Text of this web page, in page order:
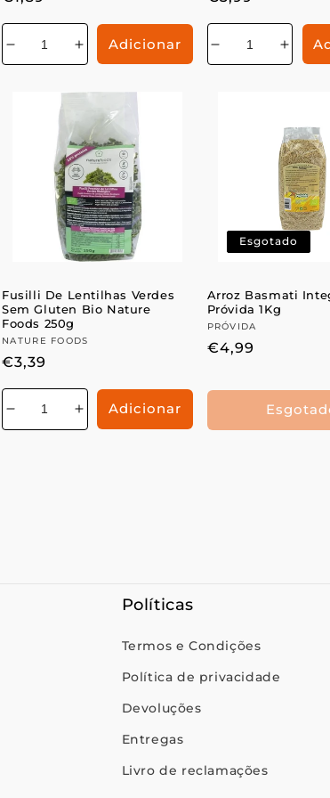
Diminuir
a
quantidade
Aumentar
a
quantidade
Adicionar
Diminuir
a
a
Fusilli De Lentilhas Verdes
Sem Gluten Bio Nature
Foods 250g
Fornecedor:
NATURE FOODS
Preço
€3,39
Diminuir
a
Aumentar
a
Adicionar
Esgotado
Arroz Basmati
Próvida 1Kg
Fornecedor:
PRÓVIDA
Preço
€4,99
Políticas
Termos e Condições
Política de privacidade
Devoluções
Entregas
Livro de reclamações